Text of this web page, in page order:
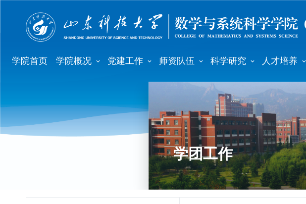
学院首页 学院概况 党建工作 师资队伍 科学研究 人才培养
学团工作